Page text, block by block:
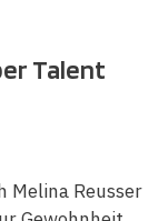
Talent
Melina Reusser